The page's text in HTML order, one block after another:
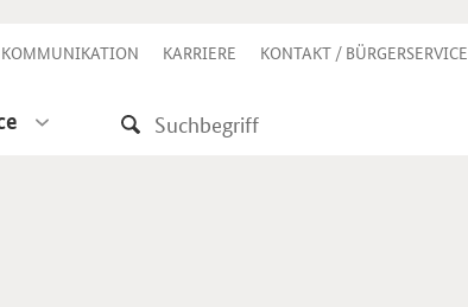
KOMMUNIKATION KARRIERE KONTAKT / BÜRGERSERVICE